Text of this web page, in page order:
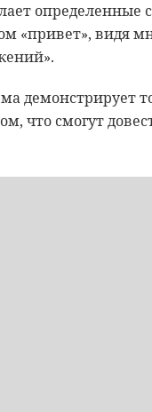
определенные
«привет», видя
демонстрирует
что смогут